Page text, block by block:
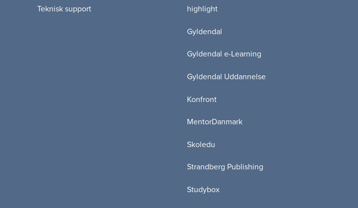
Teknisk support highlight
Gyldendal
Gyldendal e-Learning
Gyldendal Uddannelse
Konfront
MentorDanmark
Skoledu
Strandberg Publishing
Studybox